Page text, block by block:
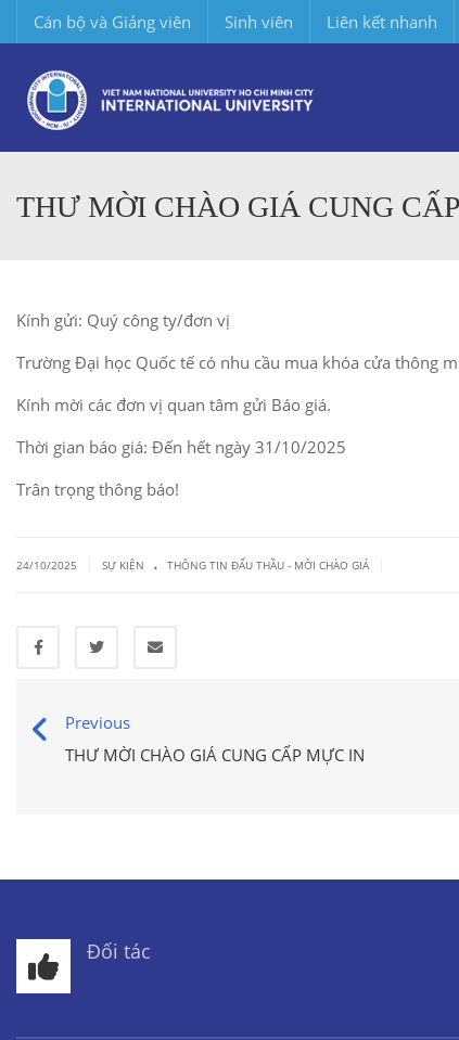
Cán bộ và Giảng viên Sinh viên Liên kết nhanh
THƯ MỜI CHÀO GIÁ CUNG
Kính gửi: Quý công ty/đơn vị
Trường Đại học Quốc tế có nhu cầu mua khóa cửa thông
Kính mời các đơn vị quan tâm gửi Báo giá.
Thời gian báo giá: Đến hết ngày 31/10/2025
Trân trọng thông báo!
24/10/2025 SỰ KIỆN . THÔNG TIN ĐẤU THẦU - MỜI CHÀO GIÁ
Previous
THƯ MỜI CHÀO GIÁ CUNG CẤP MỰC IN
Đối tác